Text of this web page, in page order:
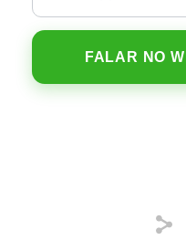
FALAR NO